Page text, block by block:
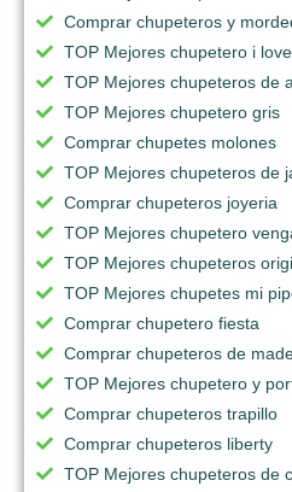
Comprar chupeteros y
TOP Mejores chupetero i
TOP Mejores chupeteros de
TOP Mejores chupetero gris
Comprar chupetes molones
TOP Mejores chupeteros de
Comprar chupeteros joyeria
TOP Mejores chupetero
TOP Mejores chupeteros
TOP Mejores chupetes mi
Comprar chupetero fiesta
Comprar chupeteros de
TOP Mejores chupetero y
Comprar chupeteros trapillo
Comprar chupeteros liberty
TOP Mejores chupeteros de